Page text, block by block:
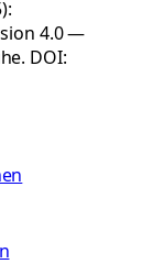
4.0 —
DOI: